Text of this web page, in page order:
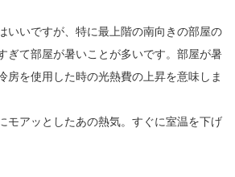
いいですが、特に最上階の南向きの部屋の
ぎて部屋が暑いことが多いです。部屋が暑
房を使用した時の光熱費の上昇を意味しま
モアッとしたあの熱気。すぐに室温を下げ